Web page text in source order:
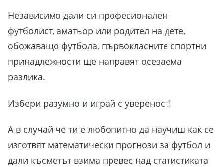
Независимо дали си професионален
футболист, аматьор или родител на дете,
обожаващо футбола, първокласните спортни
принадлежности ще направят осезаема
разлика.
Избери разумно и играй с увереност!
А в случай че ти е любопитно да научиш как се
изготвят математически прогнози за футбол и
дали късметът взима превес над статистиката